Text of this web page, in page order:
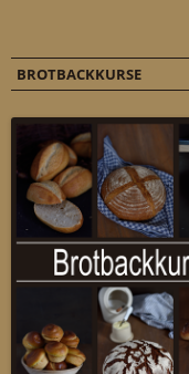
BROTBACKKURSE